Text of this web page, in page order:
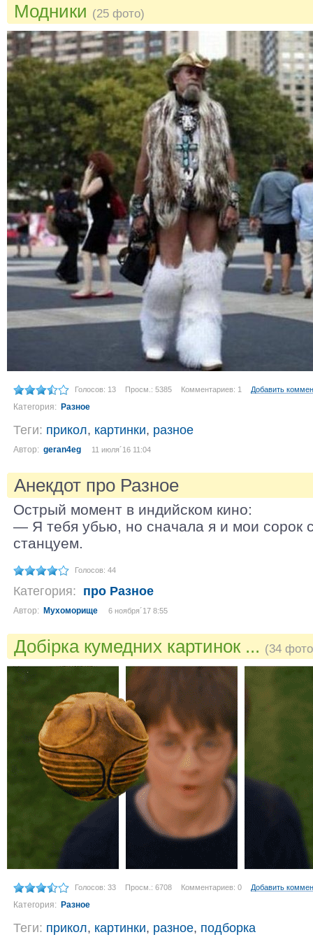
Модники (25 фото)
Голосов: 13 Просм.: 5385 Комментариев: 1 Добавить
Категория: Разное
Теги: прикол, картинки, разное
Автор: geran4eg 11 июля´16 11:04
Анекдот про Разное
Острый момент в индийском кино:
— Я тебя убью, но сначала я и мои сорок
станцуем.
Голосов: 44
Категория: про Разное
Автор: Мухоморище 6 ноября´17 8:55
Добірка кумедних картинок ... (34
Голосов: 33 Просм.: 6708 Комментариев: 0 Добавить
Категория: Разное
Теги: прикол, картинки, разное, подборка